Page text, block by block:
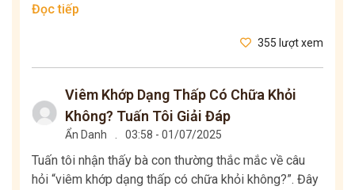
Đọc tiếp
355 lượt xem
Viêm Khớp Dạng Thấp Có Chữa Khỏi
Không? Tuấn Tôi Giải Đáp
Ẩn Danh 03:58 - 01/07/2025
Tuấn tôi nhận thấy bà con thường thắc mắc về câu
hỏi “viêm khớp dạng thấp có chữa khỏi không?”. Đây